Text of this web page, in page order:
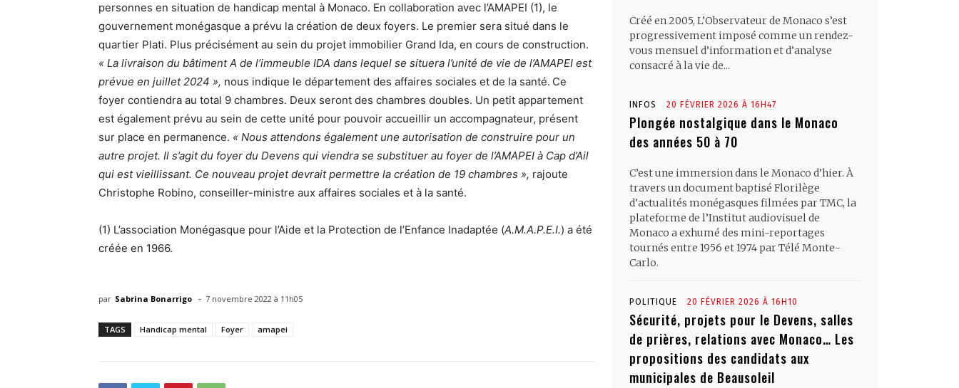
personnes en situation de handicap mental à Monaco. En collaboration avec l’AMAPEI (1), le
gouvernement monégasque a prévu la création de deux foyers. Le premier sera situé dans le
quartier Plati. Plus précisément au sein du projet immobilier Grand Ida, en cours de construction.
« La livraison du bâtiment A de l’immeuble IDA dans lequel se situera l’unité de vie de l’AMAPEI est
prévue en juillet 2024 », nous indique le département des affaires sociales et de la santé. Ce
foyer contiendra au total 9 chambres. Deux seront des chambres doubles. Un petit appartement
est également prévu au sein de cette unité pour pouvoir accueillir un accompagnateur, présent
sur place en permanence. « Nous attendons également une autorisation de construire pour un
autre projet. Il s’agit du foyer du Devens qui viendra se substituer au foyer de l’AMAPEI à Cap d’Ail
qui est vieillissant. Ce nouveau projet devrait permettre la création de 19 chambres », rajoute
Christophe Robino, conseiller-ministre aux affaires sociales et à la santé.
(1) L’association Monégasque pour l’Aide et la Protection de l’Enfance Inadaptée (A.M.A.P.E.I.) a été
créée en 1966.
par Sabrina Bonarrigo - 7 novembre 2022 à 11h05
TAGS Handicap mental Foyer amapei
Créé en 2005, L’Observateur de Monaco s’est
progressivement imposé comme un rendez-
vous mensuel d’information et d’analyse
consacré à la vie de...
INFOS 20 FÉVRIER 2026 À 16H47
Plongée nostalgique dans le Monaco
des années 50 à 70
C’est une immersion dans le Monaco d’hier. À
travers un document baptisé Florilège
d’actualités monégasques filmées par TMC, la
plateforme de l’Institut audiovisuel de
Monaco a exhumé des mini-reportages
tournés entre 1956 et 1974 par Télé Monte-
Carlo.
POLITIQUE 20 FÉVRIER 2026 À 16H10
Sécurité, projets pour le Devens, salles
de prières, relations avec Monaco… Les
propositions des candidats aux
municipales de Beausoleil